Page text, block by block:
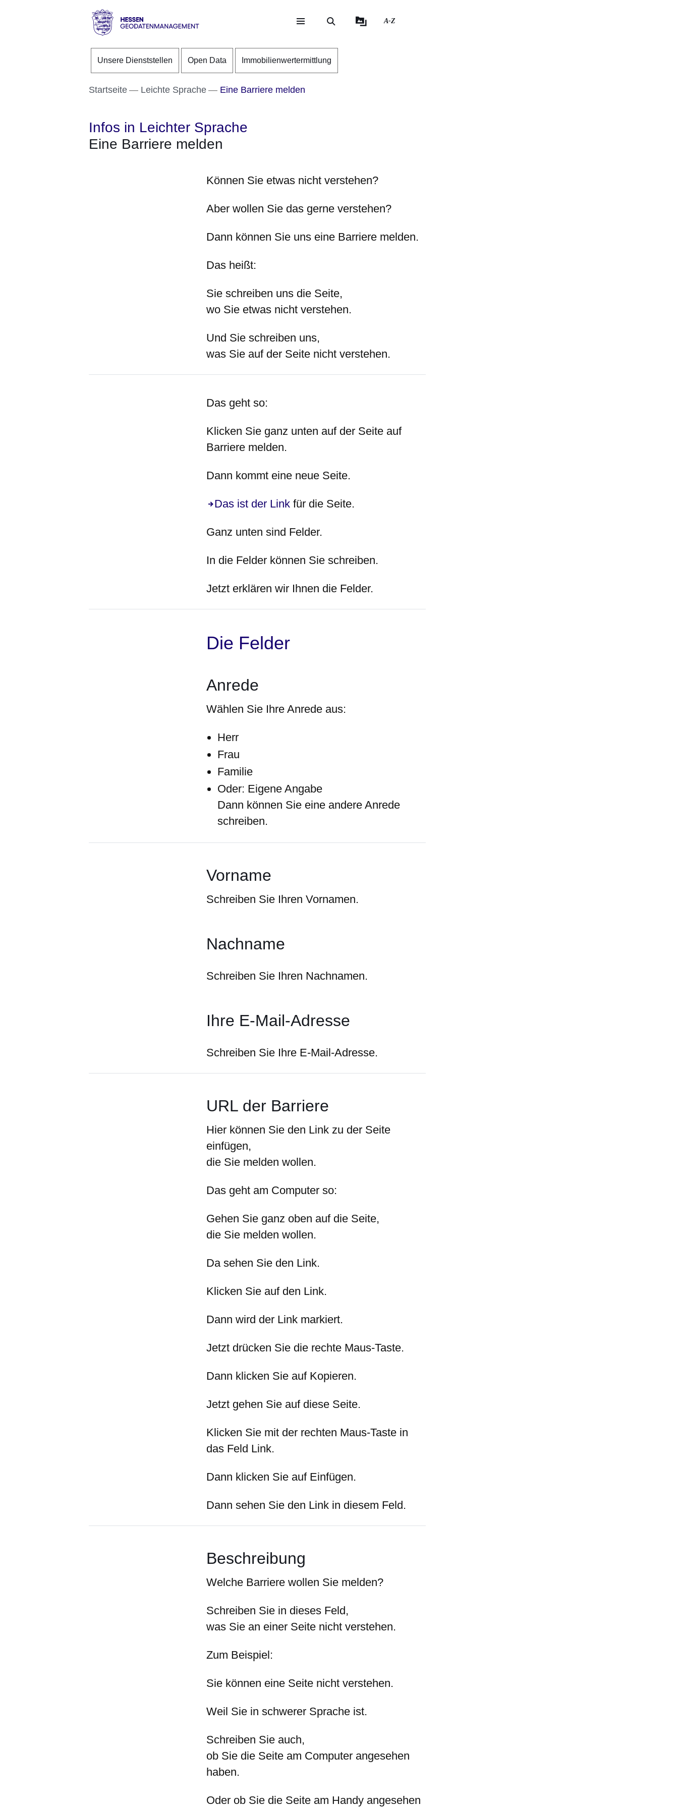
Direkt zum Kopf der Seite
Direkt zum Inhalt
Direkt zum Fuß der Seite
Geodatenmanagement
A-Z
Unsere Dienststellen Open Data Immobilienwertermittlung
Startseite Leichte Sprache Eine Barriere melden
Infos in Leichter Sprache
Eine Barriere melden
Können Sie etwas nicht verstehen?
Aber wollen Sie das gerne verstehen?
Dann können Sie uns eine Barriere melden.
Das heißt:
Sie schreiben uns die Seite,
wo Sie etwas nicht verstehen.
Und Sie schreiben uns,
was Sie auf der Seite nicht verstehen.
Das geht so:
Klicken Sie ganz unten auf der Seite auf
Barriere melden.
Dann kommt eine neue Seite.
Das ist der Link für die Seite.
Ganz unten sind Felder.
In die Felder können Sie schreiben.
Jetzt erklären wir Ihnen die Felder.
Die Felder
Anrede
Wählen Sie Ihre Anrede aus:
Herr
Frau
Familie
Oder: Eigene Angabe
Dann können Sie eine andere Anrede
schreiben.
Vorname
Schreiben Sie Ihren Vornamen.
Nachname
Schreiben Sie Ihren Nachnamen.
Ihre E-Mail-Adresse
Schreiben Sie Ihre E-Mail-Adresse.
URL der Barriere
Hier können Sie den Link zu der Seite
einfügen,
die Sie melden wollen.
Das geht am Computer so:
Gehen Sie ganz oben auf die Seite,
die Sie melden wollen.
Da sehen Sie den Link.
Klicken Sie auf den Link.
Dann wird der Link markiert.
Jetzt drücken Sie die rechte Maus-Taste.
Dann klicken Sie auf Kopieren.
Jetzt gehen Sie auf diese Seite.
Klicken Sie mit der rechten Maus-Taste in
das Feld Link.
Dann klicken Sie auf Einfügen.
Dann sehen Sie den Link in diesem Feld.
Beschreibung
Welche Barriere wollen Sie melden?
Schreiben Sie in dieses Feld,
was Sie an einer Seite nicht verstehen.
Zum Beispiel:
Sie können eine Seite nicht verstehen.
Weil Sie in schwerer Sprache ist.
Schreiben Sie auch,
ob Sie die Seite am Computer angesehen
haben.
Oder ob Sie die Seite am Handy angesehen